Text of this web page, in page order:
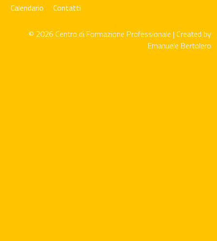
Calendario Contatti
© 2026 Centro di Formazione Professionale | Created by
Emanuele Bertolero